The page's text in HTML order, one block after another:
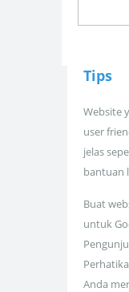
Tips
Website
user
jelas
bantuan
Buat
untuk
Anda